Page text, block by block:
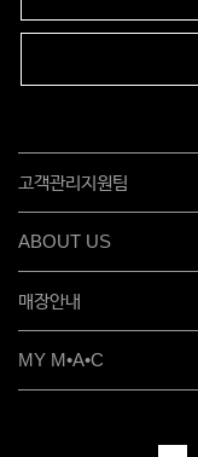
고객관리지원팀
ABOUT US
매장안내
MY M•A•C